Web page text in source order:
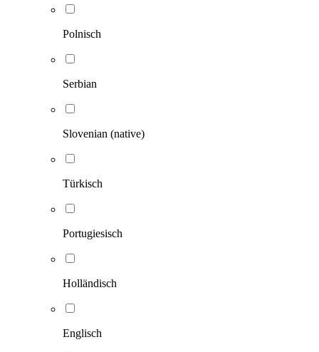
Polnisch
Serbian
Slovenian (native)
Türkisch
Portugiesisch
Holländisch
Englisch